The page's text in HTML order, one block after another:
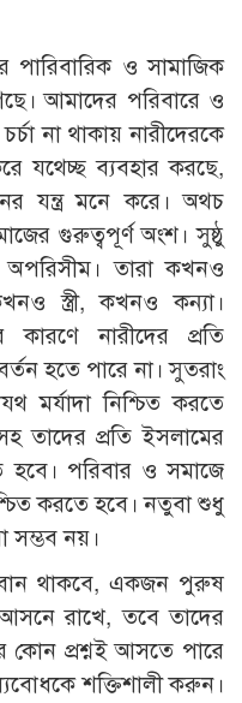
পারিবারিক ও সামাজিক
আমাদের পরিবারে ও
না থাকায় নারীদেরকে
যথেচ্ছ ব্যবহার করছে,
যন্ত্র মনে করে। অথচ
গুরুত্বপূর্ণ অংশ। সুষ্ঠু
তারা কখনও
স্ত্রী, কখনও কন্যা।
কারণে নারীদের প্রতি
হতে পারে না। সুতরাং
মর্যাদা নিশ্চিত করতে
তাদের প্রতি ইসলামের
হবে। পরিবার ও সমাজে
করতে হবে। নতুবা শুধু
সম্ভব নয়।
থাকবে, একজন পুরুষ
রাখে, তবে তাদের
কোন প্রশ্নই আসতে পারে
শক্তিশালী করুন।